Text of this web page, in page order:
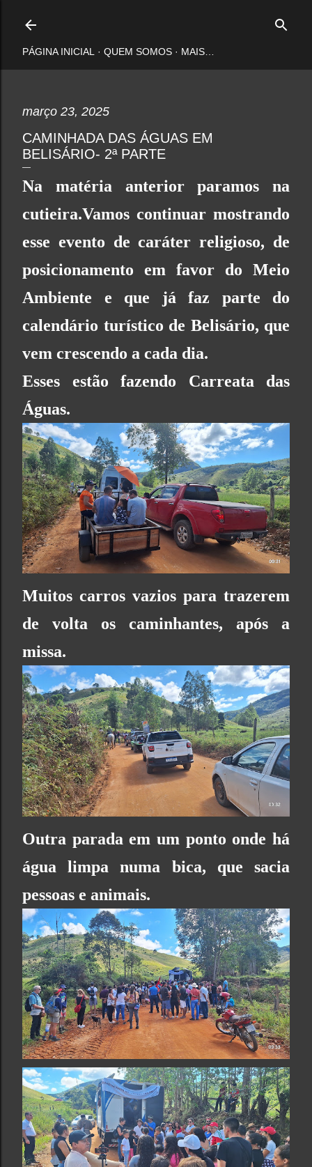
PÁGINA INICIAL QUEM SOMOS MAIS…
março 23, 2025
CAMINHADA DAS ÁGUAS EM
BELISÁRIO- 2ª PARTE
Na matéria anterior paramos na
cutieira.Vamos continuar mostrando
esse evento de caráter religioso, de
posicionamento em favor do Meio
Ambiente e que já faz parte do
calendário turístico de Belisário, que
vem crescendo a cada dia.
Esses estão fazendo Carreata das
Águas.
Muitos carros vazios para trazerem
de volta os caminhantes, após a
missa.
Outra parada em um ponto onde há
água limpa numa bica, que sacia
pessoas e animais.